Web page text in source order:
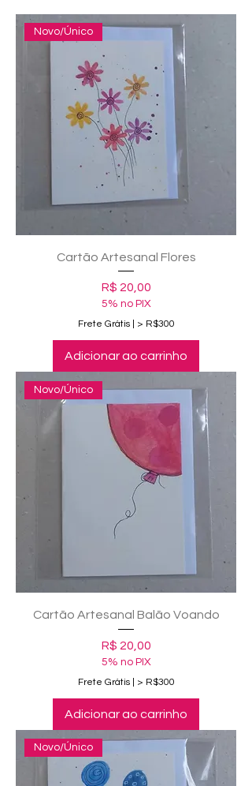
Novo/Único
Cartão Artesanal Flores
Preço
R$ 20,00
5% no PIX
Frete Grátis | > R$300
Adicionar ao carrinho
Novo/Único
Cartão Artesanal Balão Voando
Preço
R$ 20,00
5% no PIX
Frete Grátis | > R$300
Adicionar ao carrinho
Novo/Único